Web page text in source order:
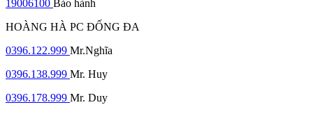
19006100 Bảo hành
HOÀNG HÀ PC ĐỐNG ĐA
0396.122.999 Mr.Nghĩa
0396.138.999 Mr. Huy
0396.178.999 Mr. Duy